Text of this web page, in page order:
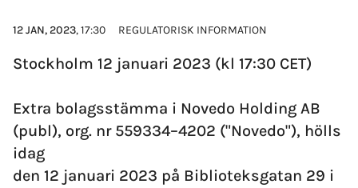
12 JAN, 2023, 17:30 REGULATORISK INFORMATION
Stockholm 12 januari 2023 (kl 17:30 CET)
Extra bolags­stämma i Novedo Holding AB
(publ), org. nr 559334–4202 ("Novedo"), hölls
idag
den 12 januari 2023 på Biblioteksgatan 29 i